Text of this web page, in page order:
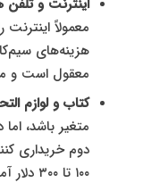
معمولاً اینترنت
هزینه‌های
معقول است و ماهانه حدود ۱۵ تا
کتاب و لوازم
متغیر باشد،
دوم خریداری
۱۰۰ تا ۳۰۰ دلار آمریکا باشد.